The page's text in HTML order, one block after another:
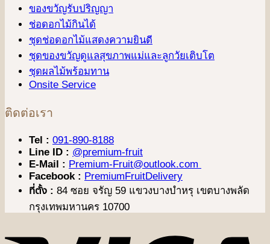
ของขวัญรับปริญญา
ช่อดอกไม้กินได้
ชุดช่อดอกไม้แสดงความยินดี
ชุดของขวัญดูแลสุขภาพแม่และลูกวัยเติบโต
ชุดผลไม้พร้อมทาน
Onsite Service
ติดต่อเรา
Tel : 091-890-8188
Line ID : @premium-fruit
E-Mail : Premium-Fruit@outlook.com
Facebook : PremiumFruitDelivery
ที่ตั้ง : 84 ซอย จรัญ 59 แขวงบางบำหรุ เขตบางพลัด
กรุงเทพมหานคร 10700